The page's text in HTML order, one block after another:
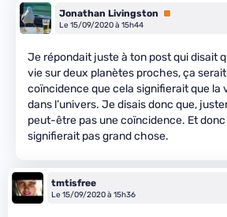
Jonathan Livingston
Premium
Le 15/09/2020 à 15h44
Je répondait juste à ton post qui disait
vie sur deux planètes proches, ça
coïncidence que cela signifierait que la
dans l’univers. Je disais donc que,
peut-être pas une coïncidence. Et
signifierait pas grand chose.
tmtisfree
Le 15/09/2020 à 15h36